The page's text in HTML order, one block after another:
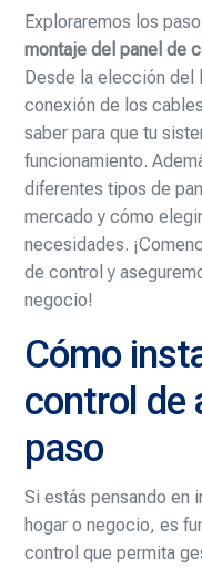
Exploraremos los
montaje del panel de
Desde la elección del
conexión de los
saber para que tu
funcionamiento.
diferentes tipos de
mercado y cómo
necesidades.
de control y
negocio!
Cómo
control de
paso
Si estás pensando en
hogar o negocio, es
control que permita